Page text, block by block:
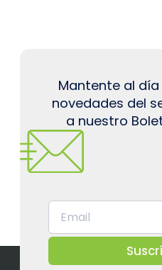
Mantente al
novedades del
a nuestro